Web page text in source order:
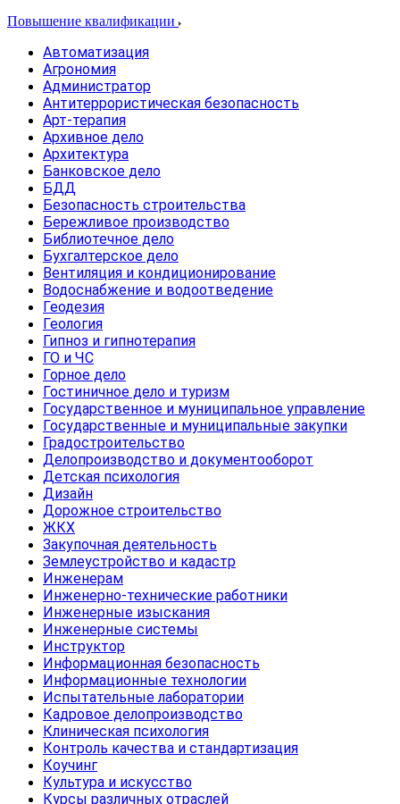
Повышение квалификации
Автоматизация
Агрономия
Администратор
Антитеррористическая безопасность
Арт-терапия
Архивное дело
Архитектура
Банковское дело
БДД
Безопасность строительства
Бережливое производство
Библиотечное дело
Бухгалтерское дело
Вентиляция и кондиционирование
Водоснабжение и водоотведение
Геодезия
Геология
Гипноз и гипнотерапия
ГО и ЧС
Горное дело
Гостиничное дело и туризм
Государственное и муниципальное управление
Государственные и муниципальные закупки
Градостроительство
Делопроизводство и документооборот
Детская психология
Дизайн
Дорожное строительство
ЖКХ
Закупочная деятельность
Землеустройство и кадастр
Инженерам
Инженерно-технические работники
Инженерные изыскания
Инженерные системы
Инструктор
Информационная безопасность
Информационные технологии
Испытательные лаборатории
Кадровое делопроизводство
Клиническая психология
Контроль качества и стандартизация
Коучинг
Культура и искусство
Курсы различных отраслей